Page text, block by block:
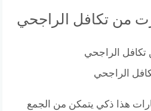
من تكافل الراجحي
الراجحي
هذا ذكي يتمكن من الجمع